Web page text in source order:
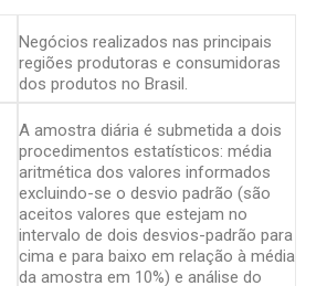
Negócios realizados nas principais
regiões produtoras e consumidoras
dos produtos no Brasil.
A amostra diária é submetida a dois
procedimentos estatísticos: média
aritmética dos valores informados
excluindo-se o desvio padrão (são
aceitos valores que estejam no
intervalo de dois desvios-padrão para
cima e para baixo em relação à média
da amostra em 10%) e análise do